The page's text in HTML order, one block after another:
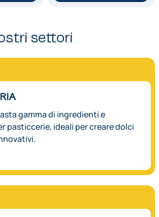
settori
01.
gamma di ingredienti e
pasticcerie, ideali per creare dolci
02.